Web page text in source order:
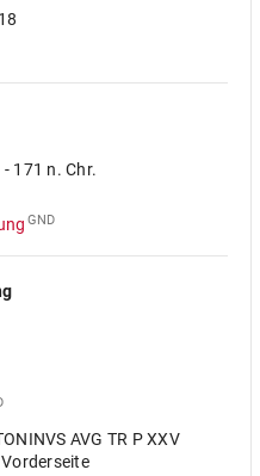
171 n. Chr.
GND
AVG TR P XXV